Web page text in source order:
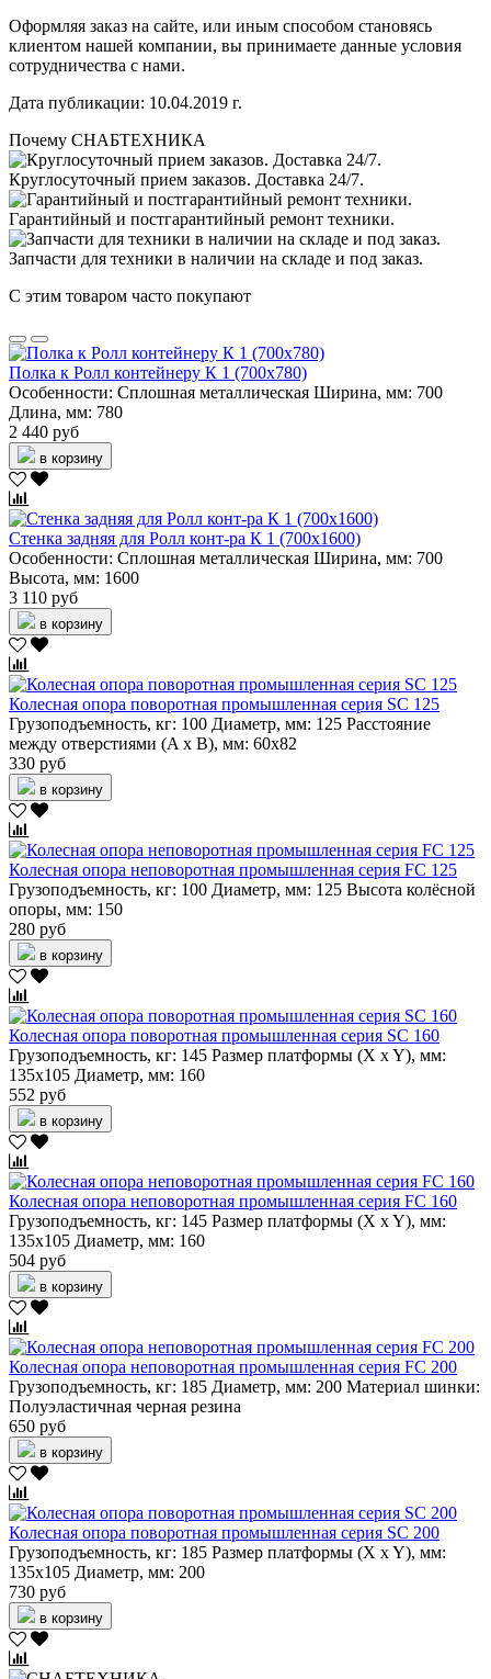
Оформляя заказ на сайте, или иным способом становясь
клиентом нашей компании, вы принимаете данные условия
сотрудничества с нами.
Дата публикации: 10.04.2019 г.
Почему СНАБТЕХНИКА
Круглосуточный прием заказов. Доставка 24/7.
Гарантийный и постгарантийный ремонт техники.
Запчасти для техники в наличии на складе и под заказ.
С этим товаром часто покупают
Полка к Ролл контейнеру К 1 (700х780)
Особенности: Сплошная металлическая Ширина, мм: 700
Длина, мм: 780
2 440 руб
в корзину
Стенка задняя для Ролл конт-ра К 1 (700х1600)
Особенности: Сплошная металлическая Ширина, мм: 700
Высота, мм: 1600
3 110 руб
в корзину
Колесная опора поворотная промышленная серия SC 125
Грузоподъемность, кг: 100 Диаметр, мм: 125 Расстояние
между отверстиями (A x B), мм: 60х82
330 руб
в корзину
Колесная опора неповоротная промышленная серия FC 125
Грузоподъемность, кг: 100 Диаметр, мм: 125 Высота колёсной
опоры, мм: 150
280 руб
в корзину
Колесная опора поворотная промышленная серия SC 160
Грузоподъемность, кг: 145 Размер платформы (X x Y), мм:
135х105 Диаметр, мм: 160
552 руб
в корзину
Колесная опора неповоротная промышленная серия FC 160
Грузоподъемность, кг: 145 Размер платформы (X x Y), мм:
135х105 Диаметр, мм: 160
504 руб
в корзину
Колесная опора неповоротная промышленная серия FC 200
Грузоподъемность, кг: 185 Диаметр, мм: 200 Материал шинки:
Полуэластичная черная резина
650 руб
в корзину
Колесная опора поворотная промышленная серия SC 200
Грузоподъемность, кг: 185 Размер платформы (X x Y), мм:
135х105 Диаметр, мм: 200
730 руб
в корзину